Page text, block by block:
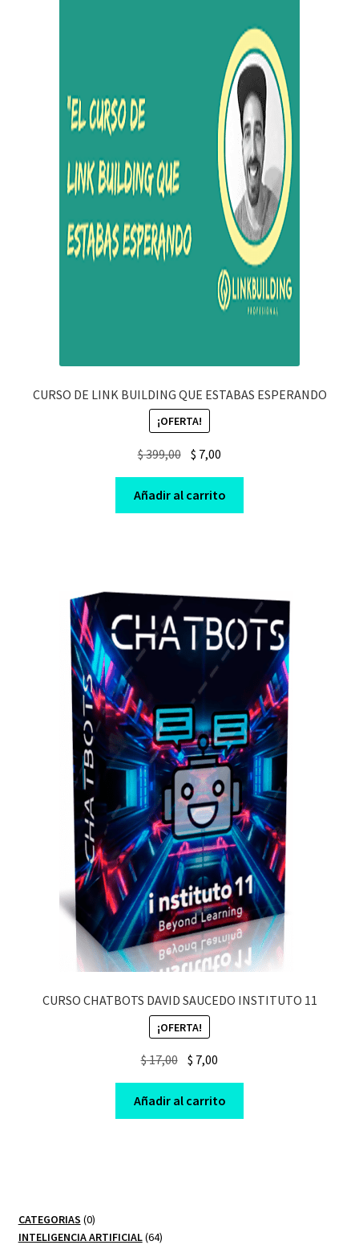
CURSO DE LINK BUILDING QUE ESTABAS ESPERANDO
¡OFERTA!
$399,00 Original
price
was:
$ 399,00.
$ 7,00
price
is:
$ 7,00.
Añadir al carrito
CURSO CHATBOTS DAVID SAUCEDO INSTITUTO 11
¡OFERTA!
$17,00 Original
price
was:
$ 17,00.
$ 7,00
price
is:
$ 7,00.
Añadir al carrito
CATEGORIAS 00
productos
INTELIGENCIA ARTIFICIAL 6464